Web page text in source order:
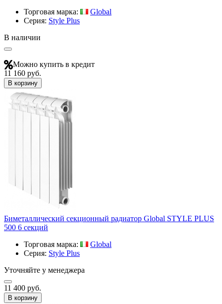
Торговая марка:
Global
Серия: Style Plus
В наличии
Можно купить в кредит
11 160 руб.
В корзину
Биметаллический секционный радиатор Global STYLE PLUS
500 6 секций
Торговая марка:
Global
Серия: Style Plus
Уточняйте у менеджера
11 400 руб.
В корзину